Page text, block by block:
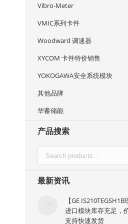
Vibro-Meter
VMIC系列卡件
Woodward 调速器
XYCOM 卡件特价销售
YOKOGAWA安全系统模块
其他品牌
华蓄储能
产品搜索
最新资讯
【GE
进口模块库存充足，
支持快速发货